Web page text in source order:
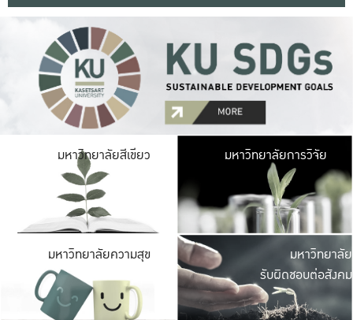
มหาวิทยาลัยสีเขียว มหาวิ
มีพื้นที่เขียวสดใส
เป็นป่าในเมือง เกษต
มหาวิทยาลัยการวิจัย
มหาวิทยาลัยความสุข มหาวิ
ค
เปิดประ
และพบเรื่องราวใ
มหาวิทยาลัย
รับผิดชอบต่อสังคม